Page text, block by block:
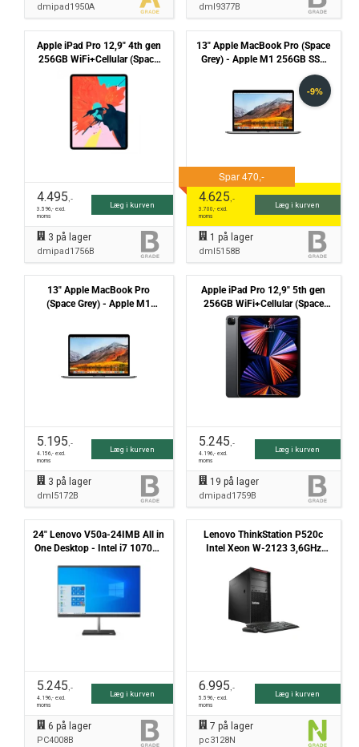
dmipad1950A dml9377B
Apple iPad Pro 12,9" 4th gen
256GB WiFi+Cellular (Space
Gray) - 2020 - Grade B
4.495,-
3.596,- excl.
moms
Læg i kurven
3 på lager
dmipad1756B
13" Apple MacBook Pro (Space
Grey) - Apple M1 256GB SSD
8GB (2020) - Grade B
4.625,-
3.700,- excl.
moms
Læg i kurven
1 på lager
dml5158B
13" Apple MacBook Pro
(Space Grey) - Apple M1
5.195,-
4.156,- excl.
moms
Læg i kurven
3 på lager
dml5172B
Apple iPad Pro 12,9" 5th gen
256GB WiFi+Cellular (Space
Gray) - 2021 - Grade B
5.245,-
4.196,- excl.
moms
Læg i kurven
19 på lager
dmipad1759B
24" Lenovo V50a-24IMB All in
One Desktop - Intel i7 10700T
Win11 Pro - Grade B
5.245,-
4.196,- excl.
moms
Læg i kurven
6 på lager
PC4008B
Lenovo ThinkStation P520c
Intel Xeon W-2123 3,6GHz
Geforce RTX 2060 Win11 Pro -
Grade N
6.995,-
5.596,- excl.
moms
Læg i kurven
7 på lager
pc3128N